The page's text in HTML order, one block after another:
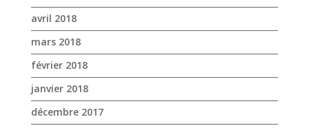
avril 2018
mars 2018
février 2018
janvier 2018
décembre 2017